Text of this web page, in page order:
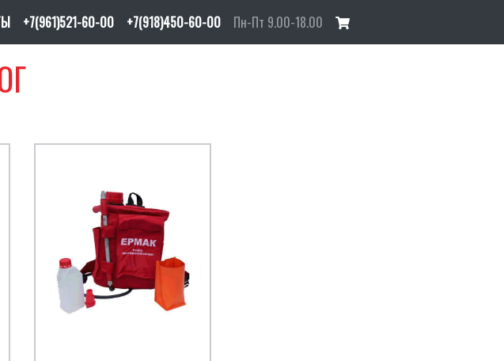
+7(961)521-60-00 +7(918)450-60-00 Пн-Пт 9.00-18.00